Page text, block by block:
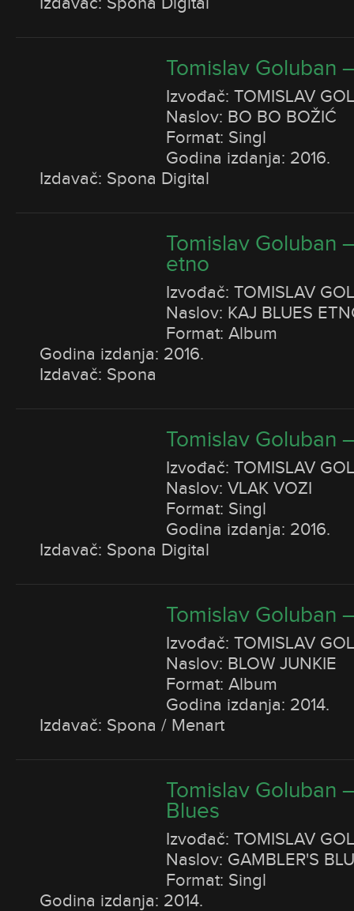
Tomislav Goluban
Izvođač: TOMISLAV
Naslov: BO BO BOŽIĆ
Format: Singl
Godina izdanja: 2016.
Izdavač: Spona Digital
Tomislav Goluban
etno
Izvođač: TOMISLAV
Naslov: KAJ BLUES
Format: Album
Godina izdanja: 2016.
Izdavač: Spona
Tomislav Goluban
Izvođač: TOMISLAV
Naslov: VLAK VOZI
Format: Singl
Godina izdanja: 2016.
Izdavač: Spona Digital
Tomislav Goluban
Izvođač: TOMISLAV
Naslov: BLOW JUNKIE
Format: Album
Godina izdanja: 2014.
Izdavač: Spona / Menart
Tomislav Goluban
Blues
Izvođač: TOMISLAV
Naslov: GAMBLER'S
Format: Singl
Godina izdanja: 2014.